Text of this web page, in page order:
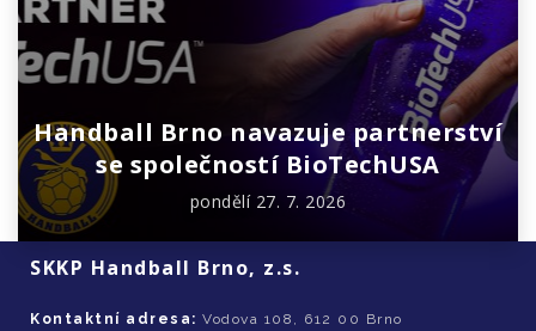
Handball Brno navazuje partnerství
se společností BioTechUSA
pondělí 27. 7. 2026
SKKP Handball Brno, z.s.
Kontaktní adresa: Vodova 108, 612 00 Brno